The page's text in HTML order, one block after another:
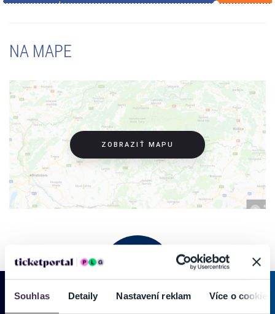
Souhlas Detaily Nastavení reklam Více o cookies
NA MAPE
ZOBRAZIŤ MAPU